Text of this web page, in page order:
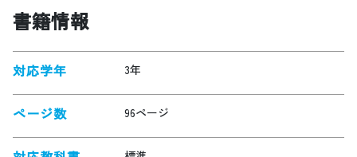
書籍情報
対応学年 3年
ページ数 96ページ